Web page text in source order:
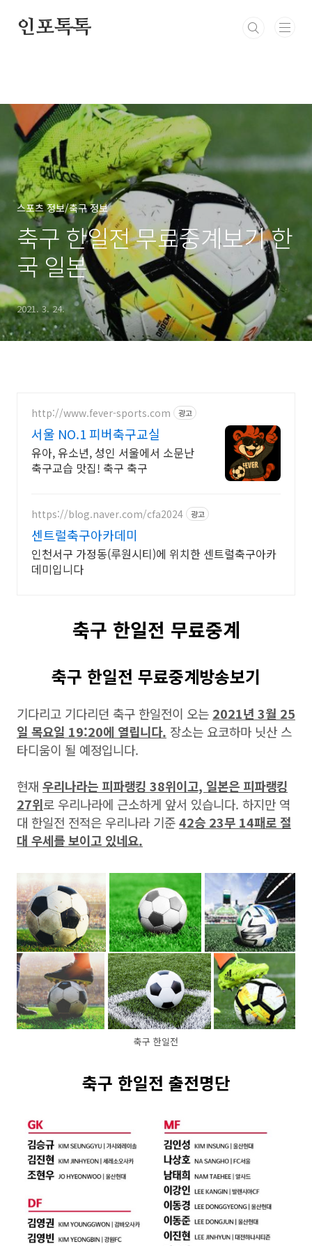
인포톡톡
스포츠 정보/축구 정보
축구 한일전 무료중계보기 한
국 일본
2021. 3. 24.
http://www.fever-sports.com 광고
서울 NO.1 피버축구교실
유아, 유소년, 성인 서울에서 소문난
축구교습 맛집! 축구 축구
https://blog.naver.com/cfa2024 광고
센트럴축구아카데미
인천서구 가정동(루원시티)에 위치한 센트럴축구아카
데미입니다
축구 한일전 무료중계
축구 한일전 무료중계방송보기
기다리고 기다리던 축구 한일전이 오는 2021년 3월 25
일 목요일 19:20에 열립니다. 장소는 요코하마 닛산 스
타디움이 될 예정입니다.
현재 우리나라는 피파랭킹 38위이고, 일본은 피파랭킹
27위로 우리나라에 근소하게 앞서 있습니다. 하지만 역
대 한일전 전적은 우리나라 기준42승 23무 14패로 절
대 우세를 보이고 있네요.
축구 한일전
축구 한일전 출전명단